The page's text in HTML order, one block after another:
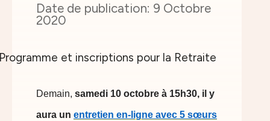
9 Octobre
2020
Demain, samedi 10 octobre à 15h30, il y
aura un entretien en-ligne avec 5 sœurs